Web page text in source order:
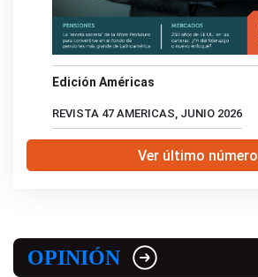
Edición Américas
REVISTA 47 AMERICAS, JUNIO 2026
Ver último número
OPINIÓN